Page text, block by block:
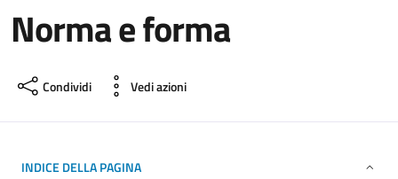
Norma e forma
Condividi Vedi azioni
INDICE DELLA PAGINA